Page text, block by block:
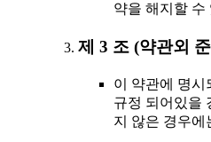
약을 해지할 수
제 3 조 (약관외
이 약관에 명시
규정 되어있을
지 않은 경우에